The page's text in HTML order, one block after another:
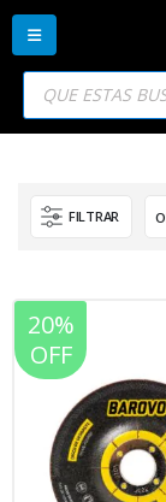
Búsqueda
productos
FILTRAR
20%
OFF